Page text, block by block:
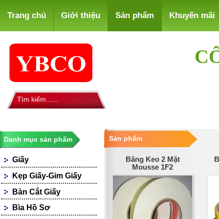
Trang chủ Giới thiệu Sản phẩm Khuyến mãi
Danh mục sản phẩm
Giấy
Giấy Photocopy
Giấy Fax
Giấy Bìa, Ford Màu
Giấy Notes-Decals
Loại Giấy Khác
Kẹp Giấy-Gim Giấy
Bàn Cắt Giấy
Bìa Hồ Sơ
Sản phẩm
Băng Keo 2 Mặt
Mousse 1F2